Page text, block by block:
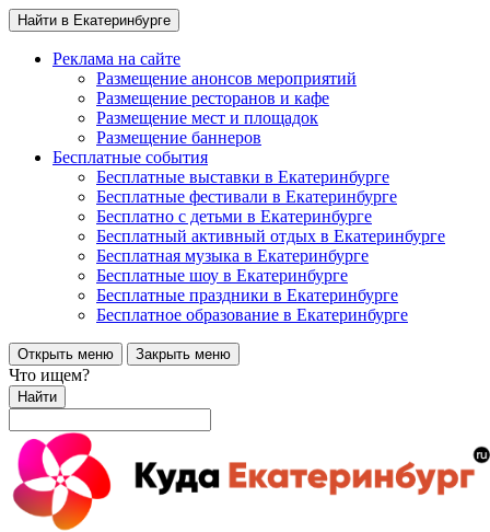
Найти в Екатеринбурге
Реклама на сайте
Размещение анонсов мероприятий
Размещение ресторанов и кафе
Размещение мест и площадок
Размещение баннеров
Бесплатные события
Бесплатные выставки в Екатеринбурге
Бесплатные фестивали в Екатеринбурге
Бесплатно с детьми в Екатеринбурге
Бесплатный активный отдых в Екатеринбурге
Бесплатная музыка в Екатеринбурге
Бесплатные шоу в Екатеринбурге
Бесплатные праздники в Екатеринбурге
Бесплатное образование в Екатеринбурге
Открыть меню Закрыть меню
Что ищем?
Найти